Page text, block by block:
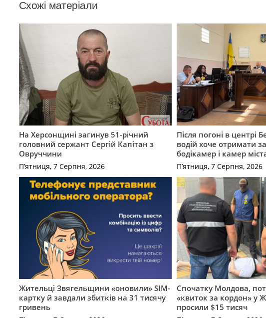
Схожі матеріали
На Херсонщині загинув 51-річний
головний сержант Сергій Капітан з
Овруччини
П’ятниця, 7 Серпня, 2026
Після погоні в центрі
водій хоче отримати
бодікамер і камер
П’ятниця, 7 Серпня, 2026
Жительці Звягельщини «оновили» SIM-
картку й завдали збитків на 31 тисячу
гривень
Спочатку Молдова,
«квиток за кордон» у
просили $15 тисяч